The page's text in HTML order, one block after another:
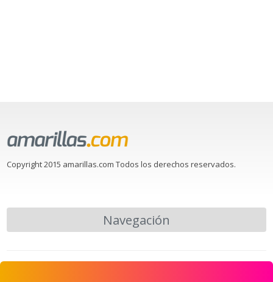
Copyright 2015 amarillas.com Todos los derechos reservados.
Navegación